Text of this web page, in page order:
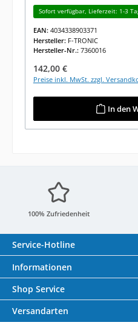
Sofort verfügbar, Lieferzeit: 1-3
EAN: 4034338903371
Hersteller: F-TRONIC
Hersteller-Nr.: 7360016
Regulärer Preis:
142,00 €
Preise inkl. MwSt. zzgl.
In den
100% Zufriedenheit
Service-Hotline
Informationen
Shop Service
Versandarten